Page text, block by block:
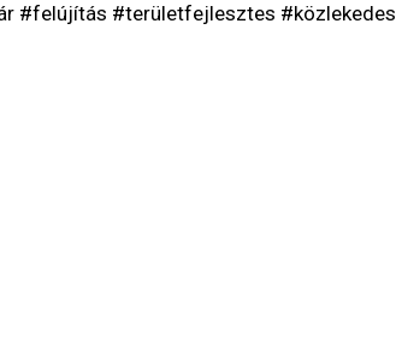
#felújítás #területfejlesztes #közlekedes